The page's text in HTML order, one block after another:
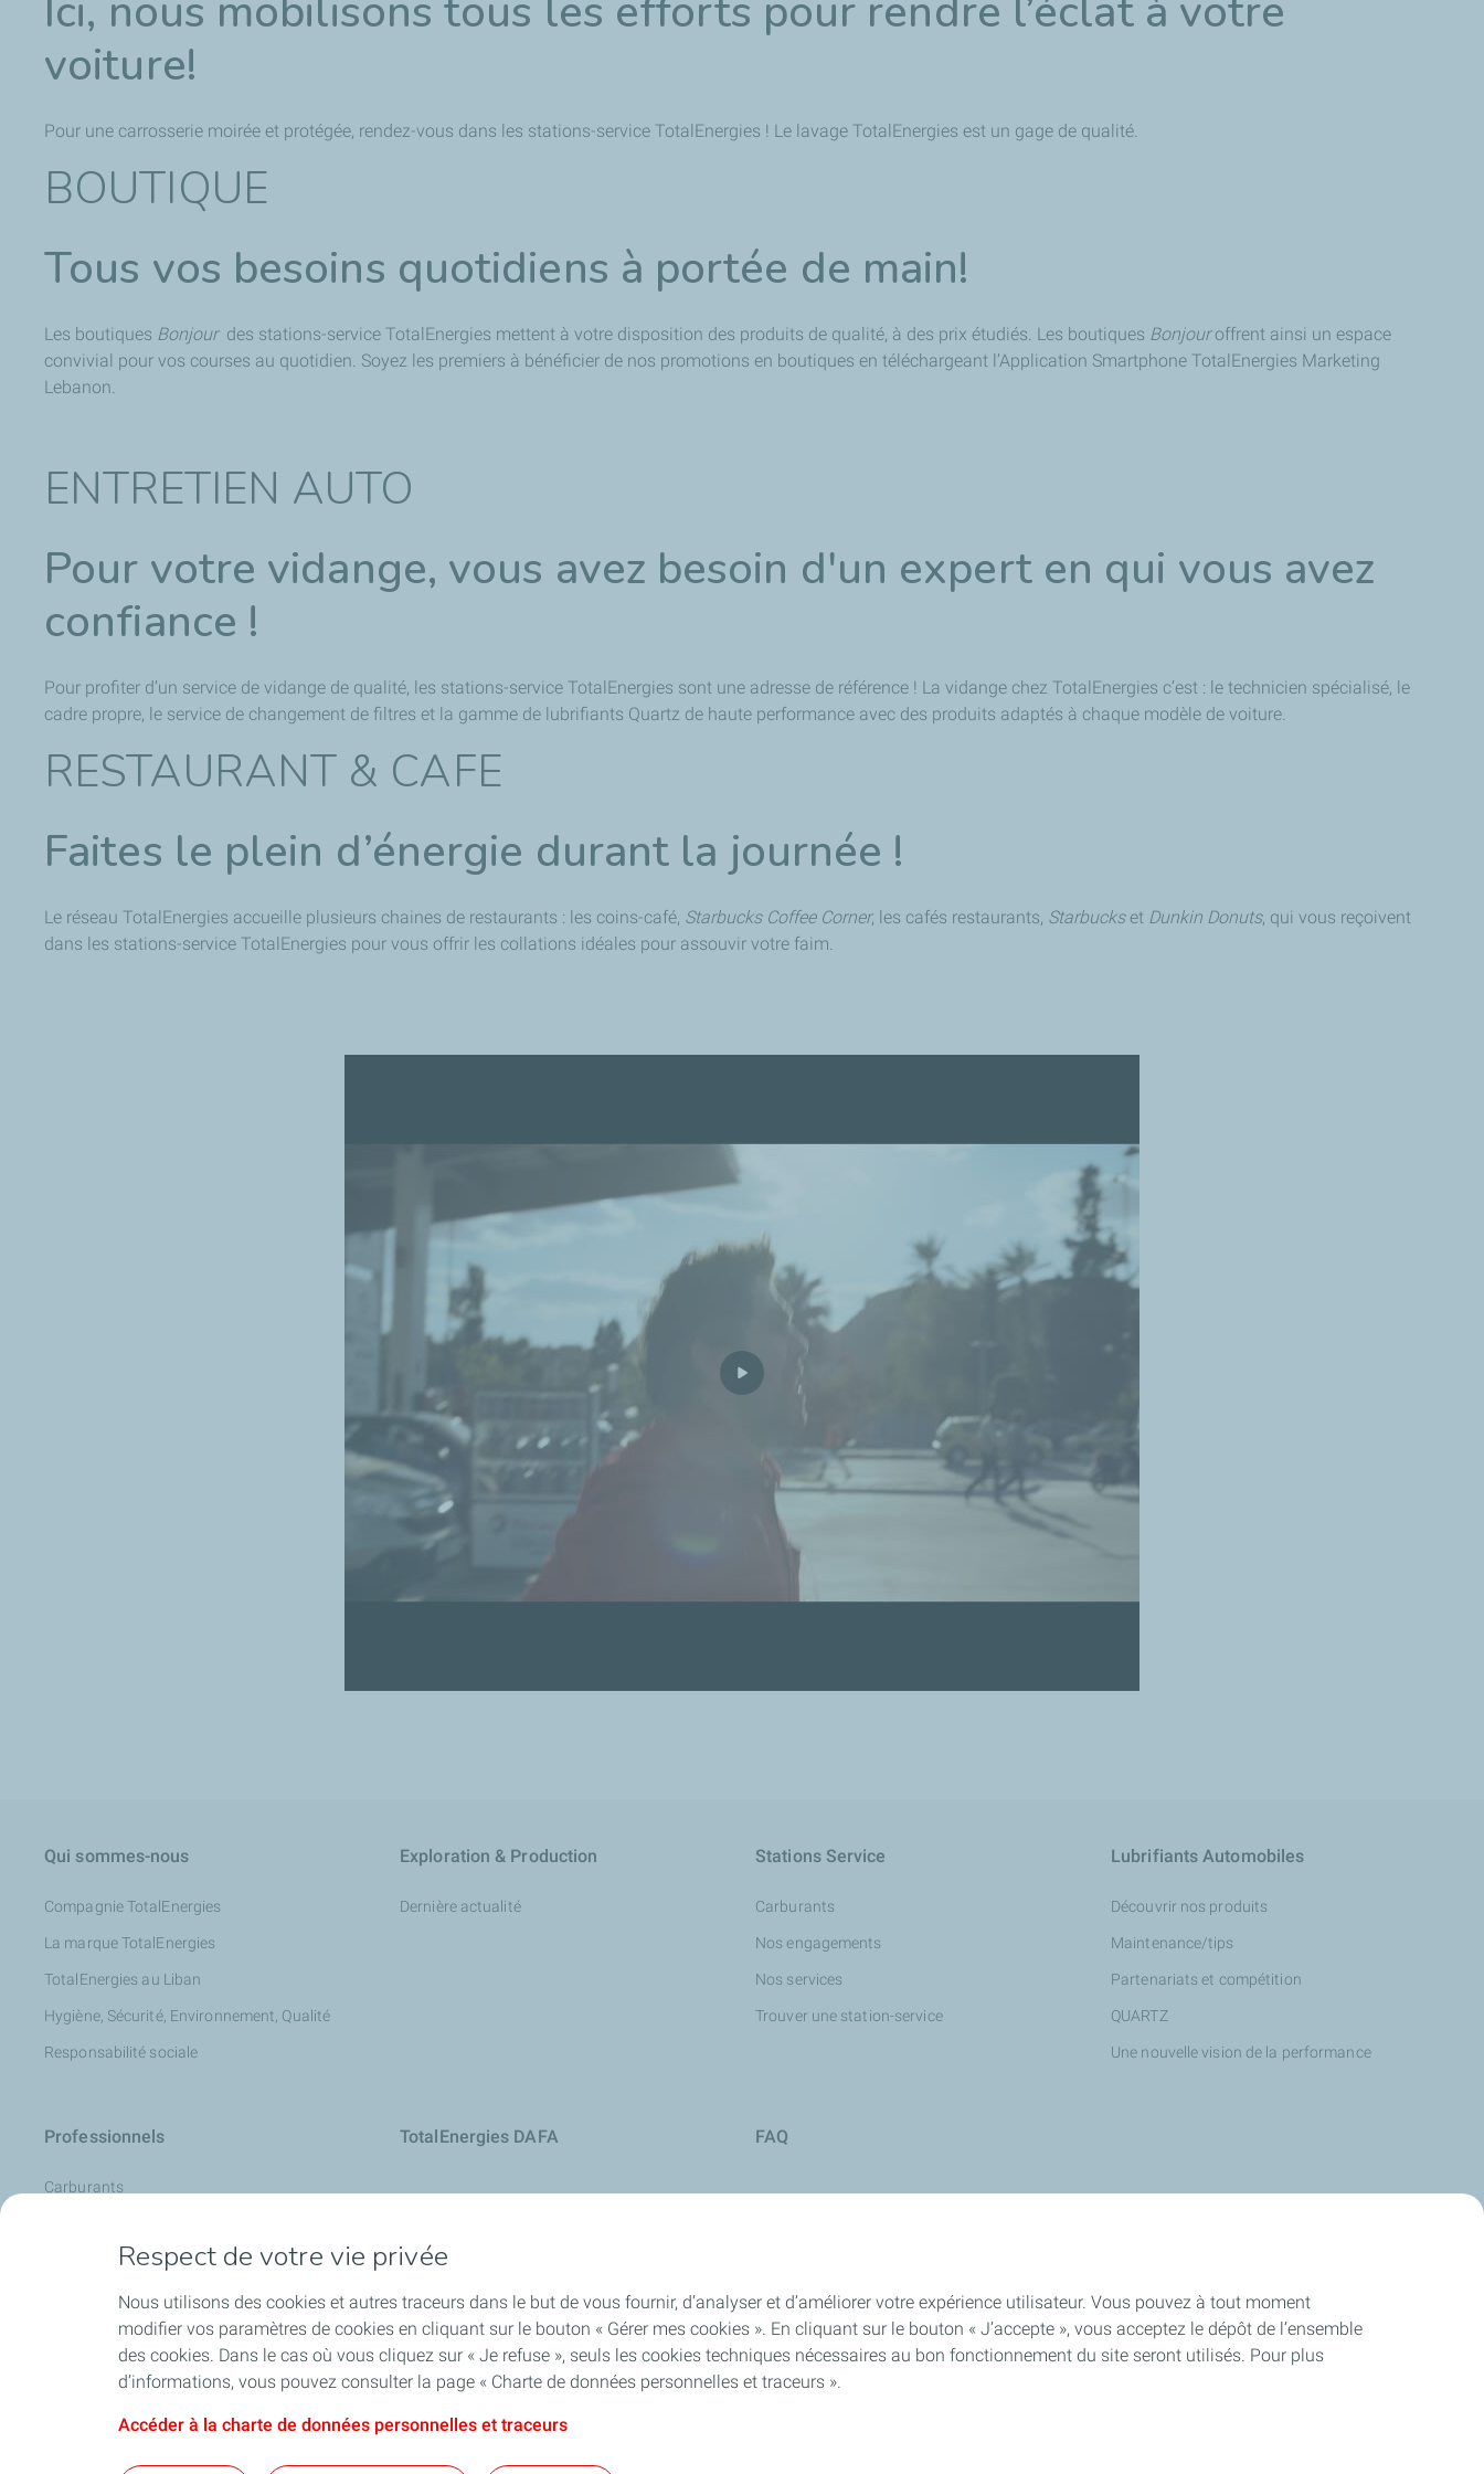
voiture!
Pour une carrosserie moirée et protégée, rendez-vous dans les stations-service TotalEnergies ! Le lavage TotalEnergies est un gage de qualité.
BOUTIQUE
Tous vos besoins quotidiens à portée de main!
Les boutiques Bonjourdes stations-service TotalEnergies mettent à votre disposition des produits de qualité, à des prix étudiés. Les boutiques Bonjouroffrent ainsi un espace
convivial pour vos courses au quotidien. Soyez les premiers à bénéficier de nos promotions en boutiques en téléchargeant l’Application Smartphone TotalEnergies Marketing
Lebanon.
ENTRETIEN AUTO
Pour votre vidange, vous avez besoin d'un expert en qui vous avez
confiance !
Pour profiter d’un service de vidange de qualité, les stations-service TotalEnergies sont une adresse de référence ! La vidange chez TotalEnergies c’est : le technicien spécialisé, le
cadre propre, le service de changement de filtres et la gamme de lubrifiants Quartz de haute performance avec des produits adaptés à chaque modèle de voiture.
RESTAURANT & CAFE
Faites le plein d’énergie durant la journée !
Le réseau TotalEnergies accueille plusieurs chaines de restaurants : les coins-café, Starbucks Coffee Corner, les cafés restaurants, Starbucks et Dunkin Donuts, qui vous reçoivent
dans les stations-service TotalEnergies pour vous offrir les collations idéales pour assouvir votre faim.
Qui sommes-nous
Compagnie TotalEnergies
La marque TotalEnergies
TotalEnergies au Liban
Hygiène, Sécurité, Environnement, Qualité
Responsabilité sociale
Exploration & Production
Dernière actualité
Stations Service
Carburants
Nos engagements
Nos services
Trouver une station-service
Lubrifiants Automobiles
Découvrir nos produits
Maintenance/tips
Partenariats et compétition
QUARTZ
Une nouvelle vision de la performance
Professionnels
Carburants
Analyse d’huile : LubAnac
Devenir fournisseur
Lubrifiants
TotalEnergies DAFA FAQ
Respect de votre vie privée
Nous utilisons des cookies et autres traceurs dans le but de vous fournir, d’analyser et d’améliorer votre expérience utilisateur. Vous pouvez à tout moment
modifier vos paramètres de cookies en cliquant sur le bouton « Gérer mes cookies ». En cliquant sur le bouton « J’accepte », vous acceptez le dépôt de l’ensemble
des cookies. Dans le cas où vous cliquez sur « Je refuse », seuls les cookies techniques nécessaires au bon fonctionnement du site seront utilisés. Pour plus
d’informations, vous pouvez consulter la page « Charte de données personnelles et traceurs ».
Accéder à la charte de données personnelles et traceurs